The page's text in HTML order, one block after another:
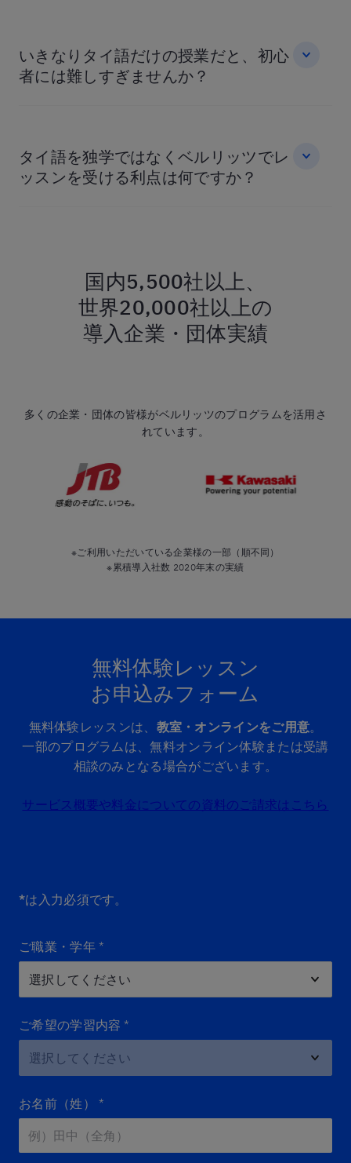
いきなりタイ語だけの授業だと、初心
者には難しすぎませんか？
タイ語を独学ではなくベルリッツでレ
ッスンを受ける利点は何ですか？
国内5,500社以上、
世界20,000社以上の
導入企業・団体実績
多くの企業・団体の皆様がベルリッツのプログラムを活用さ
れています。
※ご利用いただいている企業様の一部（順不同）
※累積導入社数 2020年末の実績
無料体験レッスン
お申込みフォーム
無料体験レッスンは、 教室・オンラインをご用意。
一部のプログラムは、無料オンライン体験または受講
相談のみとなる場合がございます。
サービス概要や料金についての資料のご請求はこちら
*は入力必須です。
ご職業・学年 *
ご希望の学習内容 *
お名前（姓） *